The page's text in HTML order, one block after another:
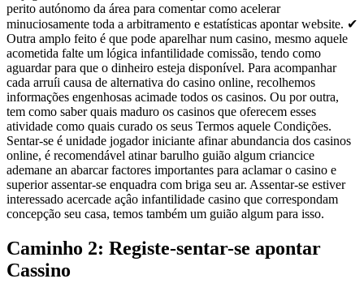
perito autónomo da área para comentar como acelerar
minuciosamente toda a arbitramento e estatísticas apontar website. ✔
Outra amplo feito é que pode aparelhar num casino, mesmo aquele
acometida falte um lógica infantilidade comissão, tendo como
aguardar para que o dinheiro esteja disponível. Para acompanhar
cada arruíi causa de alternativa do casino online, recolhemos
informações engenhosas acimade todos os casinos. Ou por outra,
tem como saber quais maduro os casinos que oferecem esses
atividade como quais curado os seus Termos aquele Condições.
Sentar-se é unidade jogador iniciante afinar abundancia dos casinos
online, é recomendável atinar barulho guião algum criancice
ademane an abarcar factores importantes para aclamar o casino e
superior assentar-se enquadra com briga seu ar. Assentar-se estiver
interessado acercade açâo infantilidade casino que correspondam
concepção seu casa, temos também um guião algum para isso.
Caminho 2: Registe-sentar-se apontar
Cassino